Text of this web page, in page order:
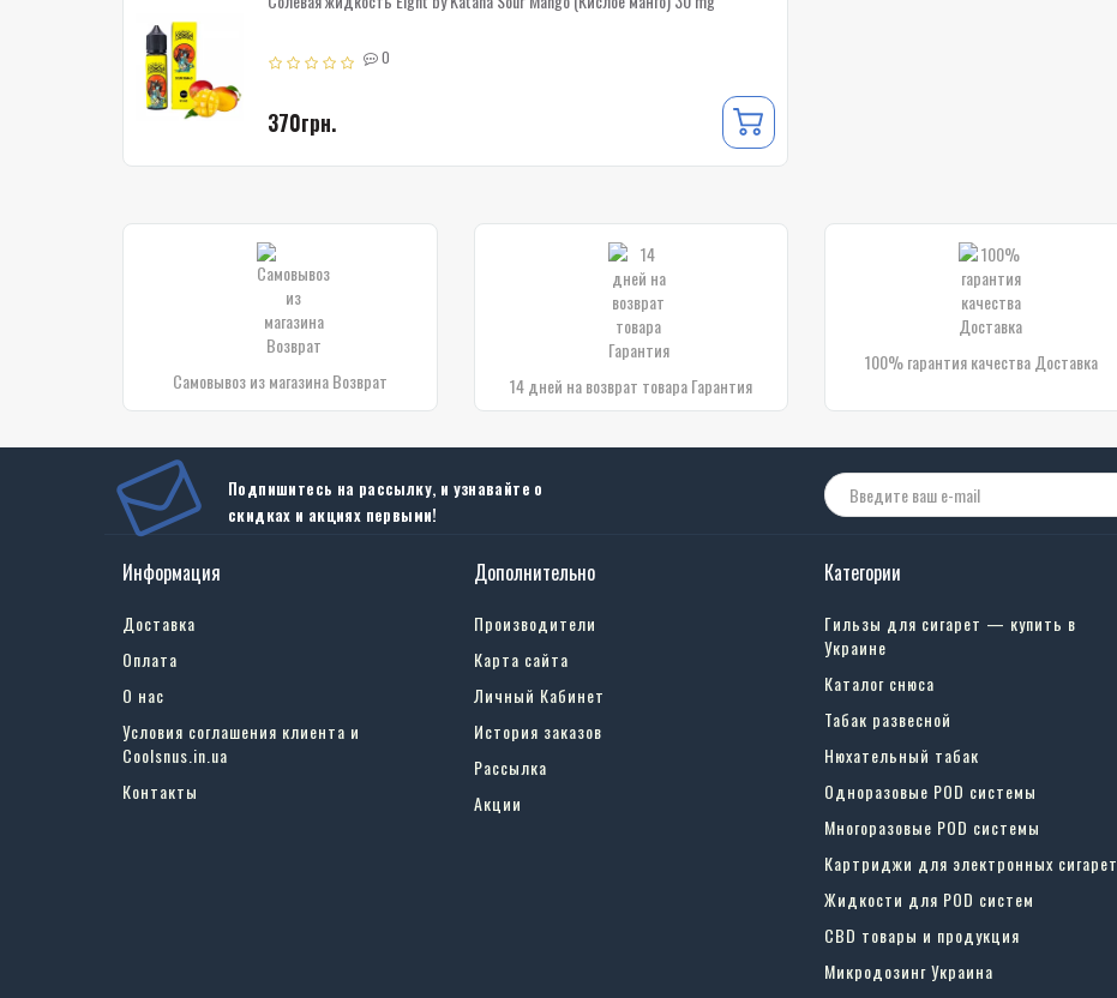
0
370грн.
Самовывоз из магазина Возврат 14 дней на возврат товара Гарантия
100% гарантия качества Доставка
Подпишитесь на рассылку, и узнавайте о
скидках и акциях первыми!
Информация
Доставка
Оплата
О нас
Условия соглашения клиента и
Coolsnus.in.ua
Контакты
Дополнительно
Производители
Карта сайта
Личный Кабинет
История заказов
Рассылка
Акции
Категории
Гильзы для сигарет — купить в
Украине
Каталог снюса
Табак развесной
Нюхательный табак
Одноразовые POD системы
Многоразовые POD системы
Картриджи для электронных сигарет
Жидкости для POD систем
CBD товары и продукция
Микродозинг Украина